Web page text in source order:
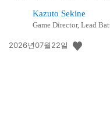
Kazuto Sekine
Game Director, Lead
공
2026년07월22일